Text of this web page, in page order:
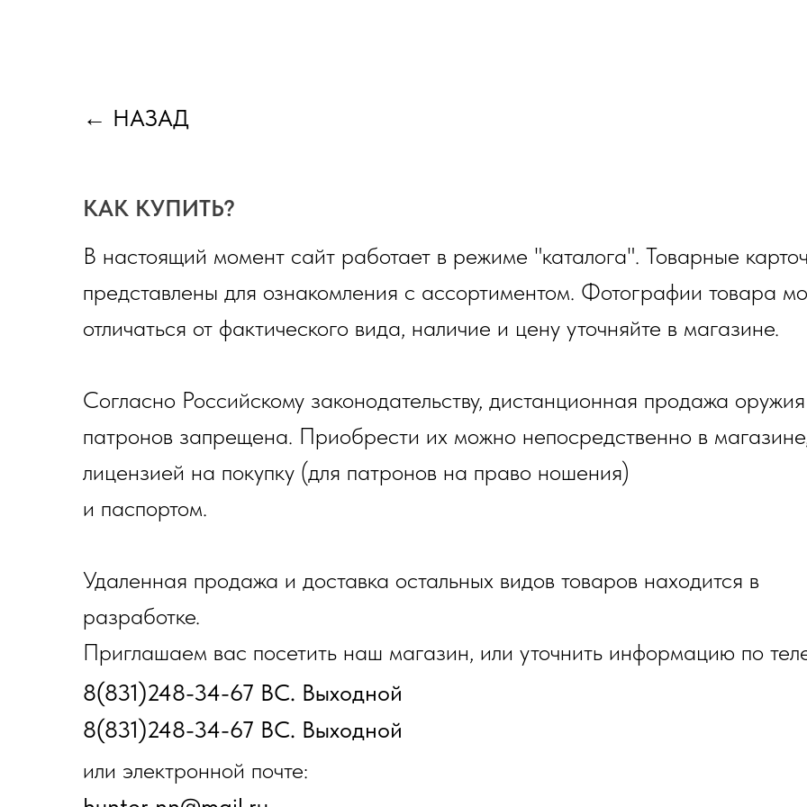
← НАЗАД
В настоящий момент сайт работает в режиме "каталога". Товарные
представлены для ознакомления с ассортиментом. Фотографии товара
отличаться от фактического вида, наличие и цену уточняйте в магазине.
Согласно Российскому законодательству, дистанционная продажа
патронов запрещена. Приобрести их можно непосредственно в
лицензией на покупку (для патронов на право ношения)
и паспортом.
Удаленная продажа и доставка остальных видов товаров находится в
разработке.
Приглашаем вас посетить наш магазин, или уточнить информацию по
КАК КУПИТЬ?
8(831)248-34-67 ВС. Выходной
8(831)248-34-67 ВС. Выходной
или электронной почте: